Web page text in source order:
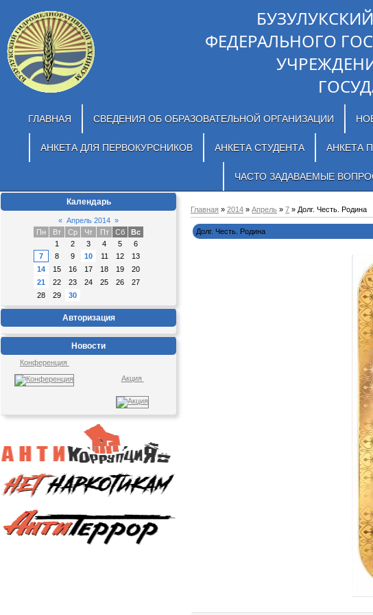
ФЕДЕРАЛЬНОГО
ГЛАВНАЯ СВЕДЕНИЯ ОБ ОБРАЗОВАТЕЛЬНОЙ ОРГАНИЗАЦИИ
АНКЕТА ДЛЯ ПЕРВОКУРСНИКОВ АНКЕТА СТУДЕНТА АНКЕТА
ЧАСТО ЗАДАВАЕМЫЕ
Календарь
« Апрель 2014 »
Пн
Вт Ср Чт Пт Сб
Вс
1
2 3 4 5
6
7
8 9 10 11 12
13
14
15 16 17 18 19
20
21
22 23 24 25 26
27
28
29 30
Авторизация
Новости
Конференция
Акция
Главная » 2014 » Апрель » 7 » Долг. Честь. Родина
Долг. Честь. Родина